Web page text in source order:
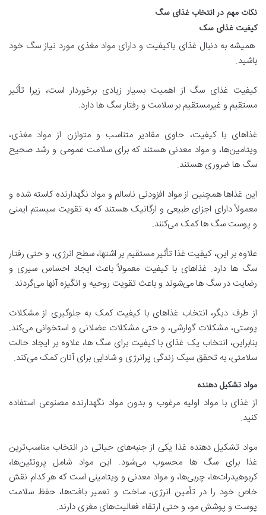
نکات مهم در انتخاب غذای سگ
کیفیت غذای سک
همیشه به دنبال غذای باکیفیت و دارای مواد مغذی مورد نیاز سگ خود
باشید.
کیفیت غذای سگ از اهمیت بسیار زیادی برخوردار است، زیرا تأثیر
مستقیم و غیرمستقیم بر سلامت و رفتار سگ ها دارد.
غذاهای با کیفیت، حاوی مقادیر متناسب و متوازن از مواد مغذی،
ویتامین‌ها، و مواد معدنی هستند که برای سلامت عمومی و رشد صحیح
سگ ها ضروری هستند.
این غذاها همچنین از مواد افزودنی ناسالم و مواد نگهدارنده کاسته شده و
معمولاً دارای اجزای طبیعی و ارگانیک هستند که به تقویت سیستم ایمنی
و پوست سگ ها کمک می‌کنند.
علاوه بر این، کیفیت غذا تأثیر مستقیم بر اشتها، سطح انرژی، و حتی رفتار
سگ ها دارد. غذاهای با کیفیت معمولاً باعث ایجاد احساس سیری و
رضایت در سگ ها می‌شوند و باعث تقویت روحیه و انگیزه آنها می‌گردند.
از طرف دیگر، انتخاب غذاهای با کیفیت کمک به جلوگیری از مشکلات
پوستی، مشکلات گوارشی، و حتی مشکلات عضلانی و استخوانی می‌کند.
بنابراین، انتخاب یک غذای با کیفیت برای سگ ها، علاوه بر ایجاد حالت
سلامتی، به تحقق سبک زندگی پرانرژی و شادابی برای آنان کمک می‌کند.
مواد تشکیل دهنده
از غذای با مواد اولیه مرغوب و بدون مواد نگهدارنده مصنوعی استفاده
کنید.
مواد تشکیل دهنده غذا یکی از جنبه‌های حیاتی در انتخاب مناسب‌ترین
غذا برای سگ ها محسوب می‌شود. این مواد شامل پروتئین‌ها،
کربوهیدرات‌ها، چربی‌ها، و مواد معدنی و ویتامینی است که هر کدام نقش
خاص خود را در تأمین انرژی، ساخت و تعمیر بافت‌ها، حفظ سلامت
پوست و پوشش مو، و حتی ارتقاء فعالیت‌های مغزی دارند.